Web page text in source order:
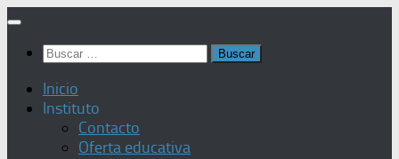
Saltar
contenido
Buscar:
Inicio
Instituto
Contacto
Oferta educativa